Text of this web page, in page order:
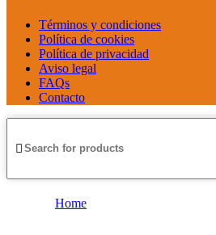
Términos y condiciones
Política de cookies
Política de privacidad
Aviso legal
FAQs
Contacto
Home